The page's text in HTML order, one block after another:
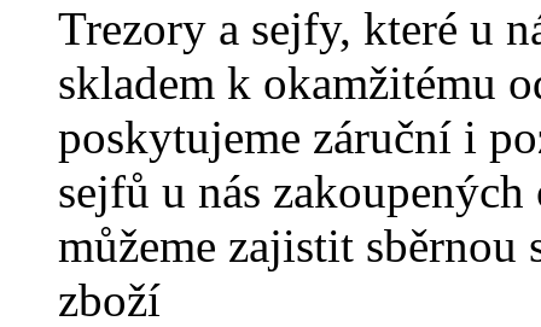
Trezory a sejfy, které u
skladem k okamžitému
poskytujeme záruční i
sejfů u nás
můžeme zajistit
zboží